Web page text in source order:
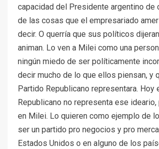
capacidad del Presidente argentino de
de las cosas que el empresariado
decir. O querría que sus políticos
animan. Lo ven a Milei como una
ningún miedo de ser políticamente
decir mucho de lo que ellos piensan, y
Partido Republicano representara. Hoy
Republicano no representa ese
en Milei. Lo quieren como ejemplo de
ser un partido pro negocios y pro
Estados Unidos o en alguno de los